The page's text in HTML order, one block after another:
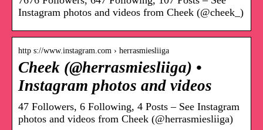
Instagram photos and videos from Cheek (@cheek_)
http s://www.instagram.com › herrasmiesliiga
Cheek (@herrasmiesliiga) •
Instagram photos and videos
47 Followers, 6 Following, 4 Posts – See Instagram
photos and videos from Cheek (@herrasmiesliiga)